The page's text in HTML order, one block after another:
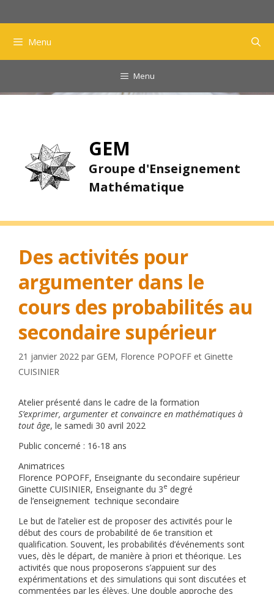
Menu
Menu
GEM
Groupe d'Enseignement
Mathématique
Des activités pour
argumenter dans le
cours des probabilités au
secondaire supérieur
21 janvier 2022 par GEM, Florence POPOFF et Ginette
CUISINIER
Atelier présenté dans le cadre de la formation
S’exprimer, argumenter et convaincre en mathématiques à
tout âge, le samedi 30 avril 2022
Public concerné : 16-18 ans
Animatrices
Florence POPOFF, Enseignante du secondaire supérieur
Ginette CUISINIER, Enseignante du 3e degré
de l’enseignement technique secondaire
Le but de l’atelier est de proposer des activités pour le
début des cours de probabilité de 6e transition et
qualification. Souvent, les probabilités d’événements sont
vues, dès le départ, de manière à priori et théorique. Les
activités que nous proposerons s’appuient sur des
expérimentations et des simulations qui sont discutées et
commentées par les élèves. Une double approche des